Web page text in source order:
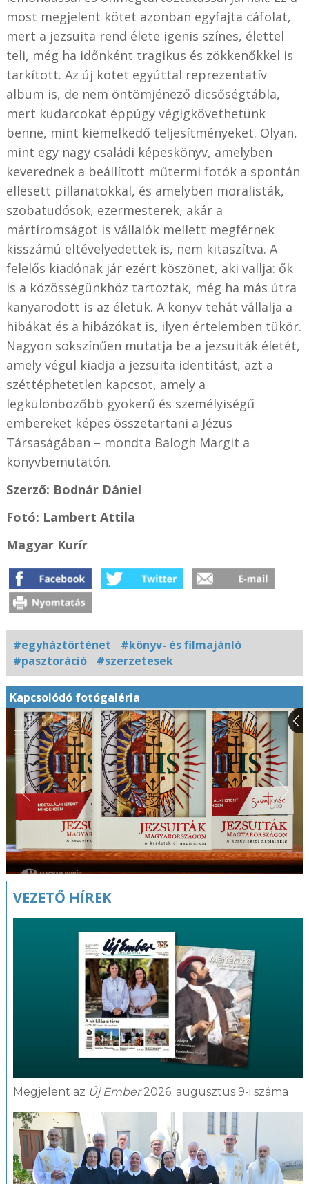
most megjelent kötet azonban egyfajta cáfolat,
mert a jezsuita rend élete igenis színes, élettel
teli, még ha időnként tragikus és zökkenőkkel is
tarkított. Az új kötet egyúttal reprezentatív
album is, de nem öntömjénező dicsőségtábla,
mert kudarcokat éppúgy végigkövethetünk
benne, mint kiemelkedő teljesítményeket. Olyan,
mint egy nagy családi képeskönyv, amelyben
keverednek a beállított műtermi fotók a spontán
ellesett pillanatokkal, és amelyben moralisták,
szobatudósok, ezermesterek, akár a
mártíromságot is vállalók mellett megférnek
kisszámú eltévelyedettek is, nem kitaszítva. A
felelős kiadónak jár ezért köszönet, aki vallja: ők
is a közösségünkhöz tartoztak, még ha más útra
kanyarodott is az életük. A könyv tehát vállalja a
hibákat és a hibázókat is, ilyen értelemben tükör.
Nagyon sokszínűen mutatja be a jezsuiták életét,
amely végül kiadja a jezsuita identitást, azt a
széttéphetetlen kapcsot, amely a
legkülönbözőbb gyökerű és személyiségű
embereket képes összetartani a Jézus
Társaságában – mondta Balogh Margit a
könyvbemutatón.
Szerző: Bodnár Dániel
Fotó: Lambert Attila
Magyar Kurír
#egyháztörténet
#könyv- és filmajánló
#pasztoráció
#szerzetesek
Kapcsolódó fotógaléria
VEZETŐ HÍREK
Megjelent az Új Ember2026. augusztus 9-i száma